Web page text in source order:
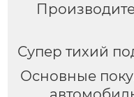
Супер тихий
Основные